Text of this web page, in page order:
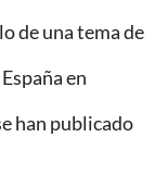
de una tema de
en
han publicado